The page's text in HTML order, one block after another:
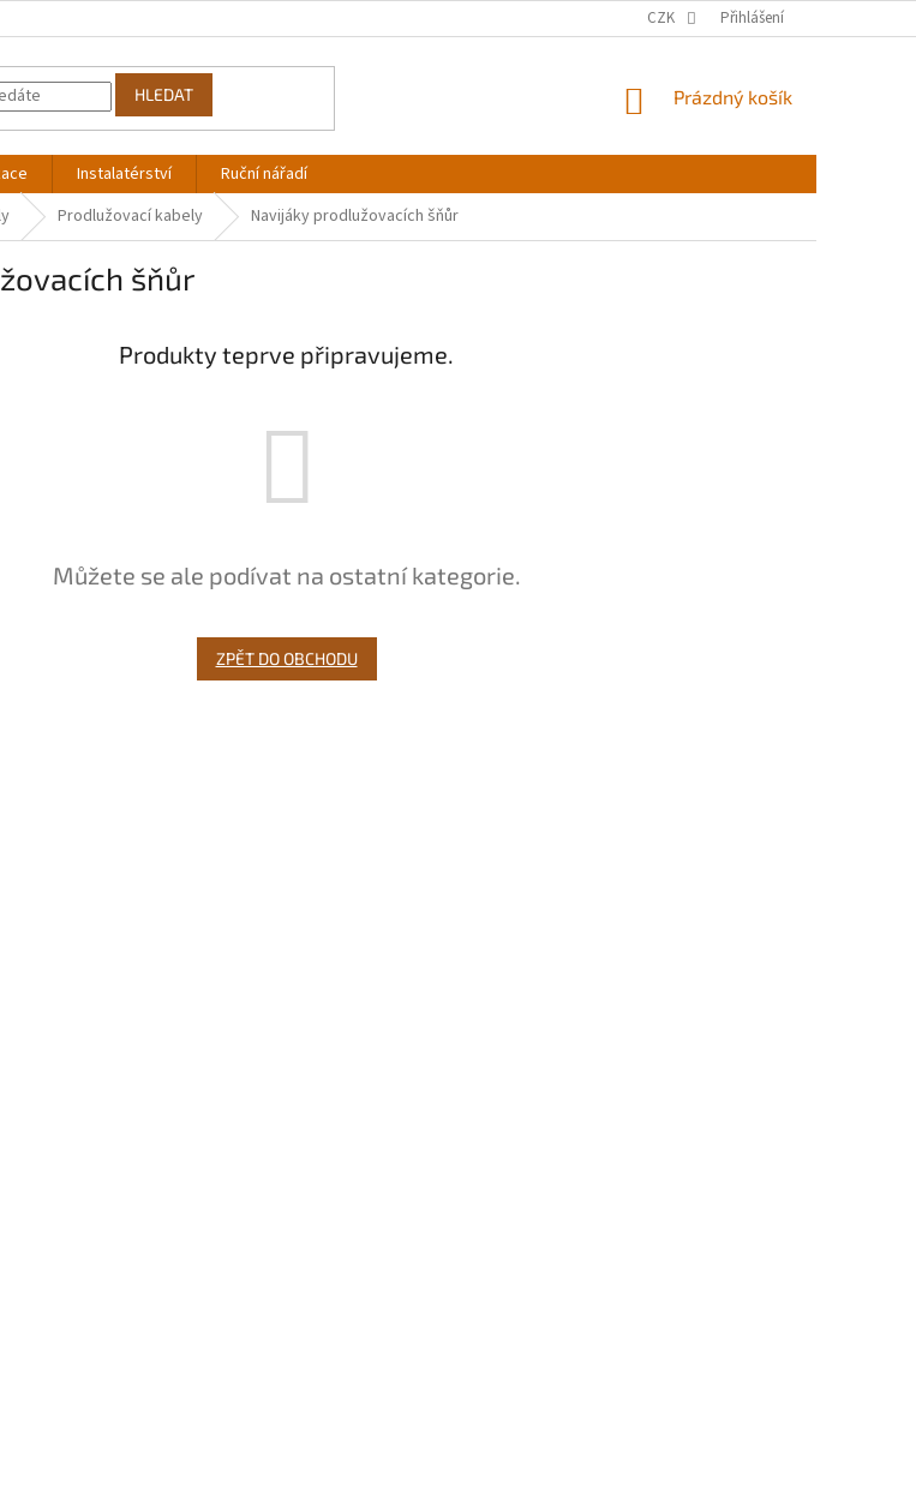
CZK Přihlášení
HLEDAT
NÁKUPNÍ
Prázdný košík
Instalatérství
Ruční nářadí
Prodlužovací kabely Navijáky prodlužovacích šňůr
šňůr
Produkty teprve připravujeme.
Můžete se ale podívat na ostatní kategorie.
ZPĚT DO OBCHODU